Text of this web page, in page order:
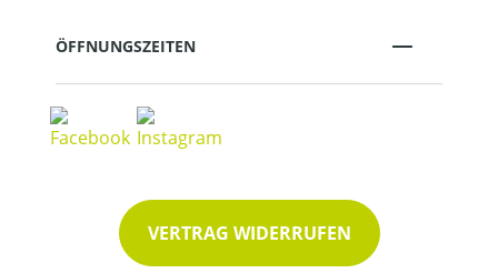
ÖFFNUNGSZEITEN
VERTRAG WIDERRUFEN